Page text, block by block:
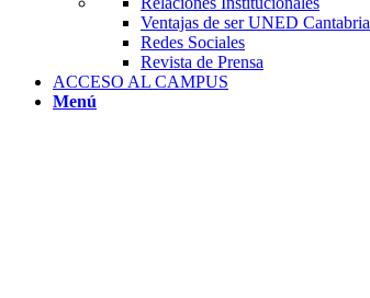
Ventajas de ser UNED Cantabria
Redes Sociales
Revista de Prensa
ACCESO AL CAMPUS
Menú